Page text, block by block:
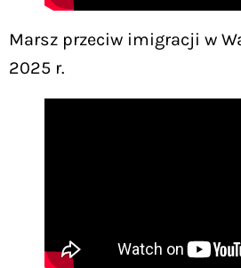
Marsz przeciw imigracji w
2025 r.